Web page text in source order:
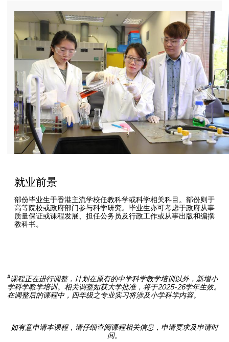
就业前景
部份毕业生于香港主流学校任教科学或科学相关科目。部份则于
高等院校或政府部门参与科学研究。毕业生亦可考虑于政府从事
质量保证或课程发展、担任公务员及行政工作或从事出版和编撰
教科书。
#课程正在进行调整，计划在原有的中学科学教学培训以外，新增小
学科学教学培训。相关调整如获大学批准，将于2025-26学年生效。
在调整后的课程中，四年级之专业实习将涉及小学科学内容。
如有意申请本课程，请仔细查阅课程相关信息，申请要求及申请时
间。